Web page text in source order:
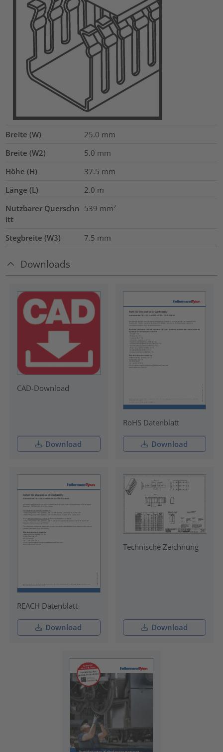
Breite (W) 25.0 mm
Breite (W2)
5.0 mm
Höhe (H)
37.5 mm
Länge (L)
2.0 m
Nutzbarer Querschn
itt
539 mm²
Stegbreite (W3) 7.5 mm
Downloads
CAD-Download
Download
RoHS Datenblatt
Download
REACH Datenblatt
Download
Technische Zeichnung
Download